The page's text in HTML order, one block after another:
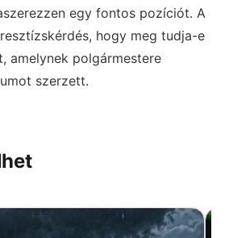
egy fontos pozíciót. A
hogy meg tudja-e
amelynek polgármestere
szerzett.